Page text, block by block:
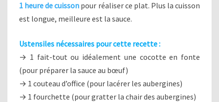
1 heure de cuisson pour réaliser ce plat. Plus la cuisson
est longue, meilleure est la sauce.
Ustensiles nécessaires pour cette recette :
→ 1 fait-tout ou idéalement une cocotte en fonte
(pour préparer la sauce au bœuf)
→ 1 couteau d’office (pour lacérer les aubergines)
→ 1 fourchette (pour gratter la chair des aubergines)